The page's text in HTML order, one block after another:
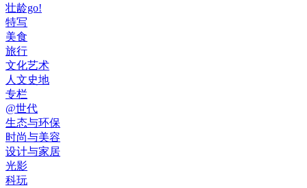
壮龄go!
特写
美食
旅行
文化艺术
人文史地
专栏
@世代
生态与环保
时尚与美容
设计与家居
光影
科玩